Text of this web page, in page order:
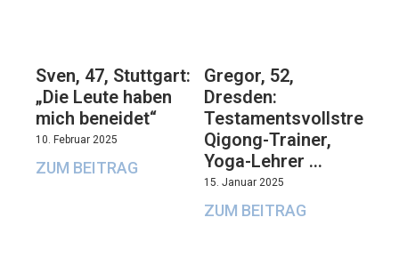
Sven, 47, Stuttgart:
„Die Leute haben
mich beneidet“
10. Februar 2025
ZUM BEITRAG
Gregor, 52,
Dresden:
Qigong-Trainer,
Yoga-Lehrer …
15. Januar 2025
ZUM BEITRAG